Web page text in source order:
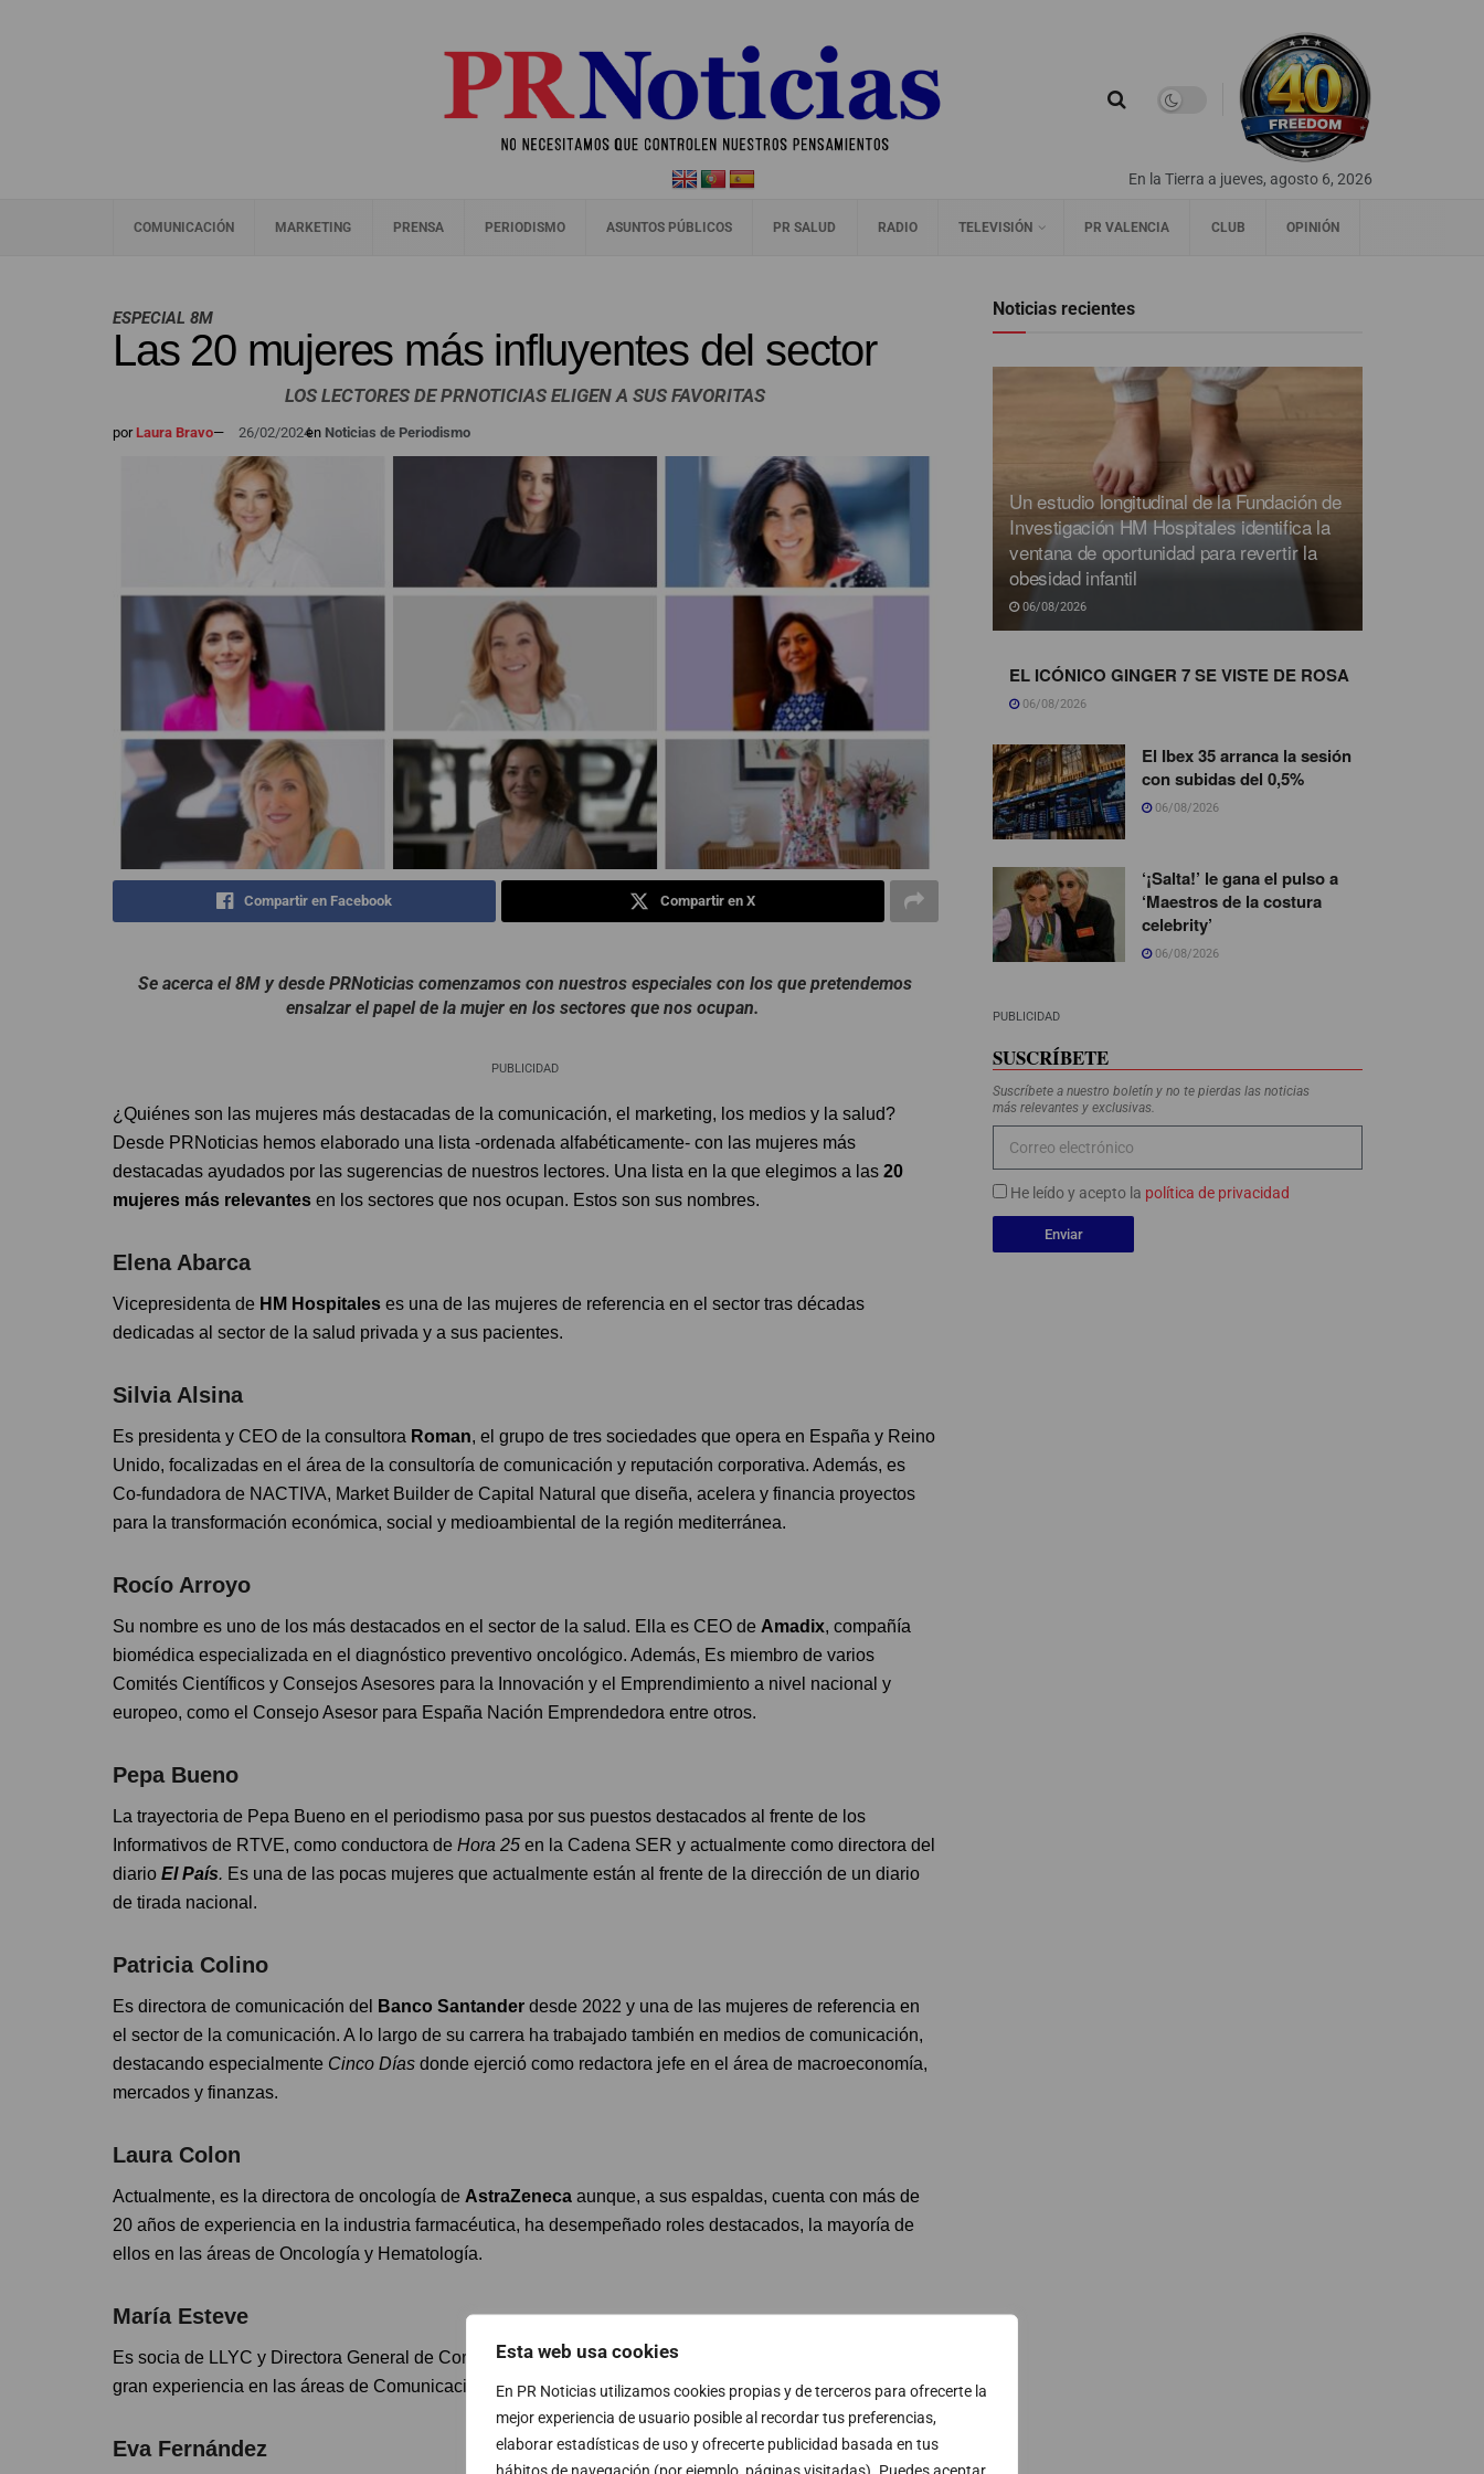
Esta web usa cookies
En PR Noticias utilizamos cookies propias y de terceros para ofrecerte la
mejor experiencia de usuario posible al recordar tus preferencias,
elaborar estadísticas de uso y ofrecerte publicidad basada en tus
hábitos de navegación (por ejemplo, páginas visitadas). Puedes aceptar
En la Tierra a jueves, agosto 6, 2026
COMUNICACIÓN MARKETING PRENSA PERIODISMO ASUNTOS PÚBLICOS PR SALUD RADIO TELEVISIÓN PR VALENCIA CLUB OPINIÓN
ESPECIAL 8M
Las 20 mujeres más influyentes del sector
LOS LECTORES DE PRNOTICIAS ELIGEN A SUS FAVORITAS
porLaura Bravo— 26/02/2024en Noticias de Periodismo
Compartir en Facebook Compartir en X
Se acerca el 8M y desde PRNoticias comenzamos con nuestros especiales con los que pretendemos
ensalzar el papel de la mujer en los sectores que nos ocupan.
PUBLICIDAD
¿Quiénes son las mujeres más destacadas de la comunicación, el marketing, los medios y la salud?
Desde PRNoticias hemos elaborado una lista -ordenada alfabéticamente- con las mujeres más
destacadas ayudados por las sugerencias de nuestros lectores. Una lista en la que elegimos a las 20
mujeres más relevantes en los sectores que nos ocupan. Estos son sus nombres.
Elena Abarca
Vicepresidenta de HM Hospitales es una de las mujeres de referencia en el sector tras décadas
dedicadas al sector de la salud privada y a sus pacientes.
Silvia Alsina
Es presidenta y CEO de la consultora Roman, el grupo de tres sociedades que opera en España y Reino
Unido, focalizadas en el área de la consultoría de comunicación y reputación corporativa. Además, es
Co-fundadora de NACTIVA, Market Builder de Capital Natural que diseña, acelera y financia proyectos
para la transformación económica, social y medioambiental de la región mediterránea.
Rocío Arroyo
Su nombre es uno de los más destacados en el sector de la salud. Ella es CEO de Amadix, compañía
biomédica especializada en el diagnóstico preventivo oncológico. Además, Es miembro de varios
Comités Científicos y Consejos Asesores para la Innovación y el Emprendimiento a nivel nacional y
europeo, como el Consejo Asesor para España Nación Emprendedora entre otros.
Pepa Bueno
La trayectoria de Pepa Bueno en el periodismo pasa por sus puestos destacados al frente de los
Informativos de RTVE, como conductora de Hora 25 en la Cadena SER y actualmente como directora del
diario El País. Es una de las pocas mujeres que actualmente están al frente de la dirección de un diario
de tirada nacional.
Patricia Colino
Es directora de comunicación del Banco Santander desde 2022 y una de las mujeres de referencia en
el sector de la comunicación. A lo largo de su carrera ha trabajado también en medios de comunicación,
destacando especialmente Cinco Días donde ejerció como redactora jefe en el área de macroeconomía,
mercados y finanzas.
Laura Colon
Actualmente, es la directora de oncología de AstraZeneca aunque, a sus espaldas, cuenta con más de
20 años de experiencia en la industria farmacéutica, ha desempeñado roles destacados, la mayoría de
ellos en las áreas de Oncología y Hematología.
María Esteve
Es socia de LLYC y Directora General de Corporate Affairs de América Latina de la firma. Cuenta con una
gran experiencia en las áreas de Comunicación de Crisis y Asuntos Públicos.
Eva Fernández
Noticias recientes
Un estudio longitudinal de la Fundación de
Investigación HM Hospitales identifica la
ventana de oportunidad para revertir la
obesidad infantil
06/08/2026
EL ICÓNICO GINGER 7 SE VISTE DE ROSA
06/08/2026
El Ibex 35 arranca la sesión
con subidas del 0,5%
06/08/2026
‘¡Salta!’ le gana el pulso a
‘Maestros de la costura
celebrity’
06/08/2026
PUBLICIDAD
SUSCRÍBETE
Suscríbete a nuestro boletín y no te pierdas las noticias
más relevantes y exclusivas.
He leído y acepto la política de privacidad
Enviar